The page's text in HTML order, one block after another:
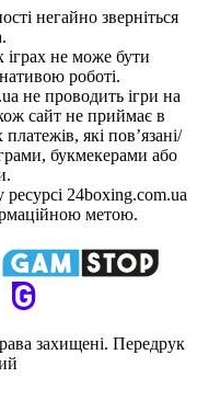
негайно зверніться
іграх не може бути
роботі.
не проводить ігри на
сайт не приймає в
які пов’язані/
букмекерами або
ресурсі 24boxing.com.ua
метою.
захищенi. Передрук